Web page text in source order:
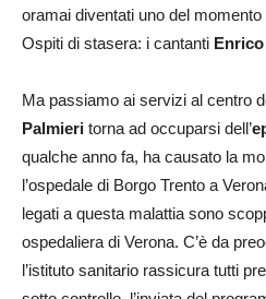
oramai diventati uno del
Ospiti di stasera: i cantanti
Ma passiamo ai servizi al centro
Palmieri torna ad occuparsi dell’
qualche anno fa, ha causato la
l’ospedale di Borgo Trento a
legati a questa malattia sono
ospedaliera di Verona. C’è da
l’istituto sanitario rassicura tutti